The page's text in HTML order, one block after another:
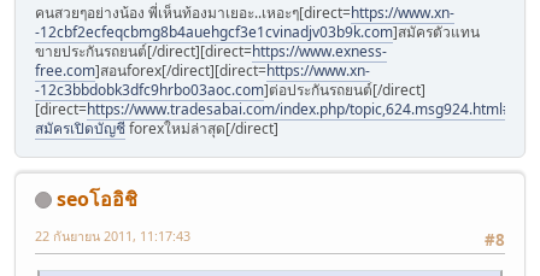
คนสวยๆอย่างน้อง พี่เห็นท้องมาเยอะ..เหอะๆ[direct=https://www.xn-
-12cbf2ecfeqcbmg8b4auehgcf3e1cvinadjv03b9k.com]สมัครตัวแทน
ขายประกันรถยนต์[/direct][direct=https://www.exness-
free.com]สอนforex[/direct][direct=https://www.xn-
-12c3bbdobk3dfc9hrbo03aoc.com]ต่อประกันรถยนต์[/direct]
[direct=https://www.tradesabai.com/index.php/
สมัครเปิดบัญชีforexใหม่ล่าสุด[/direct]
seoโออิชิ
#8
22 กันยายน 2011, 11:17:43